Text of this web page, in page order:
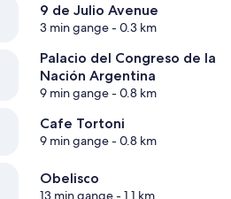
9 de Julio Avenue
3 min gange- 0.3 km
Palacio del Congreso de la
Nación Argentina
9 min gange- 0.8 km
Cafe Tortoni
9 min gange- 0.8 km
Obelisco
13 min gange- 1.1 km